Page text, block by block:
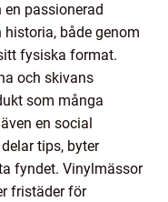
en passionerad
historia, både genom
fysiska format.
och skivans
som många
en social
tips, byter
fyndet. Vinylmässor
fristäder för